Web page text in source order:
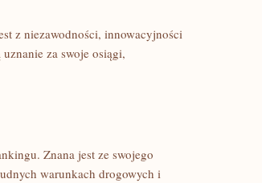
z niezawodności, innowacyjności
za swoje osiągi,
Znana jest ze ⁤swojego
warunkach drogowych i